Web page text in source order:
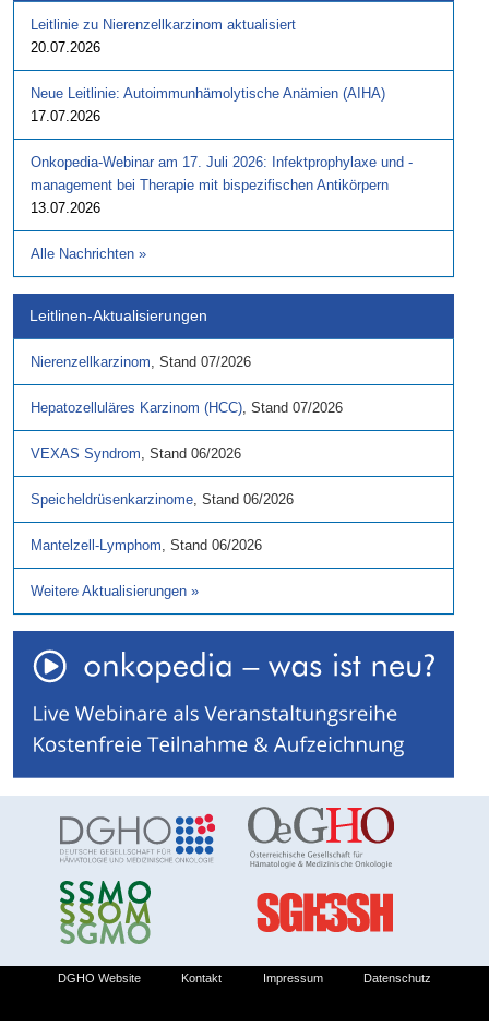
Leitlinie zu Nierenzellkarzinom aktualisiert
20.07.2026
Neue Leitlinie: Autoimmunhämolytische Anämien (AIHA)
17.07.2026
Onkopedia-Webinar am 17. Juli 2026: Infektprophylaxe und -
management bei Therapie mit bispezifischen Antikörpern
13.07.2026
Alle Nachrichten »
Leitlinen-Aktualisierungen
Nierenzellkarzinom, Stand 07/2026
Hepatozelluläres Karzinom (HCC), Stand 07/2026
VEXAS Syndrom, Stand 06/2026
Speicheldrüsenkarzinome, Stand 06/2026
Mantelzell-Lymphom, Stand 06/2026
Weitere Aktualisierungen »
DGHO Website Kontakt Impressum Datenschutz